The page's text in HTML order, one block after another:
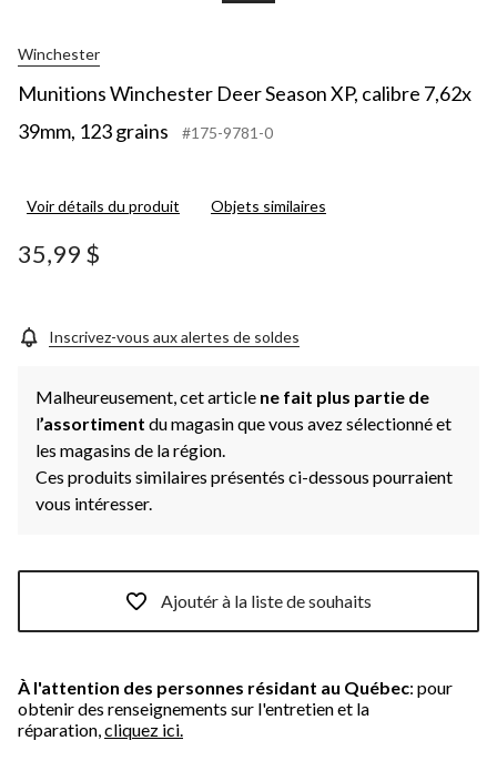
Winchester
Munitions Winchester Deer Season XP, calibre 7,62x
39mm, 123 grains
#175-9781-0
Voir détails du produit Objets similaires
35,99 $
Inscrivez-vous aux alertes de soldes
Malheureusement, cet article ne fait plus partie de
l’assortiment du magasin que vous avez sélectionné et
les magasins de la région.
Ces produits similaires présentés ci-dessous pourraient
vous intéresser.
Ajoutér à la liste de souhaits
À l'attention des personnes résidant au Québec: pour
obtenir des renseignements sur l'entretien et la
réparation, cliquez ici.